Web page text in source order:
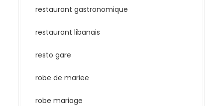
restaurant gastronomique
restaurant libanais
resto gare
robe de mariee
robe mariage